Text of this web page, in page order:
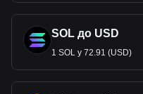
SOL до USD
1 SOL у 72.91 (USD)